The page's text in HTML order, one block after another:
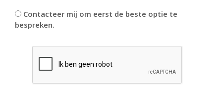
Contacteer mij om eerst de beste optie te
bespreken.